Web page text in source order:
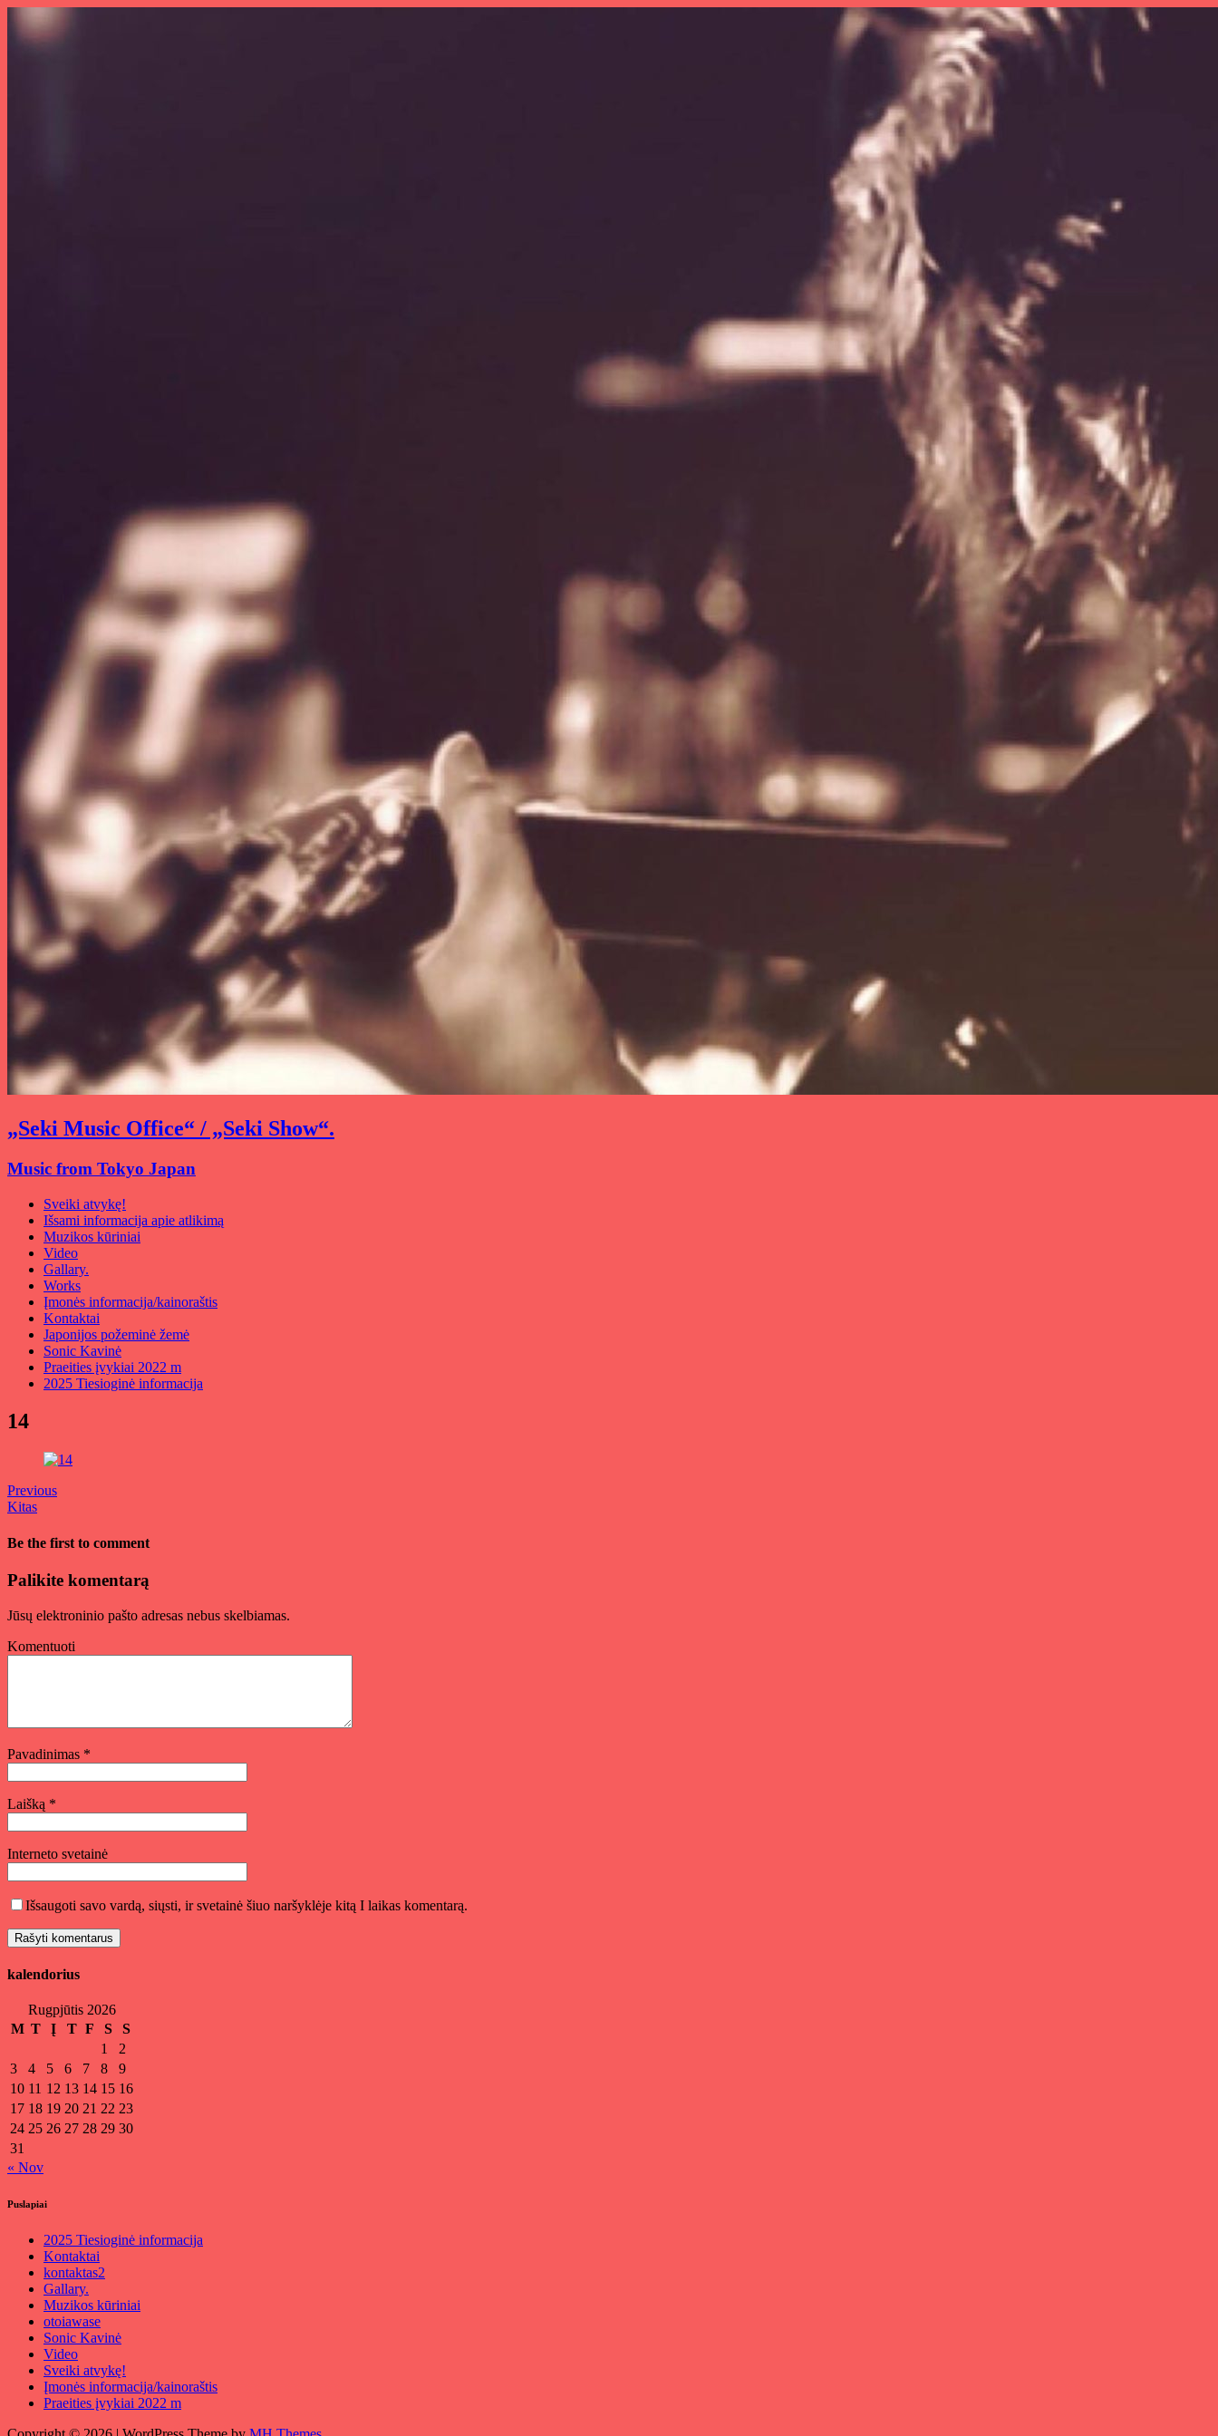
„Seki Music Office“ / „Seki Show“.
Music from Tokyo Japan
Sveiki atvykę!
Išsami informacija apie atlikimą
Muzikos kūriniai
Video
Gallary.
Works
Įmonės informacija/kainoraštis
Kontaktai
Japonijos požeminė žemė
Sonic Kavinė
Praeities įvykiai 2022 m
2025 Tiesioginė informacija
14
Previous
Kitas
Be the first to comment
Palikite komentarą
Jūsų elektroninio pašto adresas nebus skelbiamas.
Komentuoti
Pavadinimas *
Laišką *
Interneto svetainė
Išsaugoti savo vardą, siųsti, ir svetainė šiuo naršyklėje kitą I laikas komentarą.
kalendorius
Rugpjūtis 2026
M T Į T F S
S
1
2
3
4 5 6 7 8
9
10 11 12 13 14 15 16
17 18 19 20 21 22 23
24 25 26 27 28 29 30
31
« Nov
Puslapiai
2025 Tiesioginė informacija
Kontaktai
kontaktas2
Gallary.
Muzikos kūriniai
otoiawase
Sonic Kavinė
Video
Sveiki atvykę!
Įmonės informacija/kainoraštis
Praeities įvykiai 2022 m